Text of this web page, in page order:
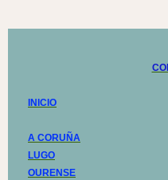
INICIO
A CORUÑA
LUGO
OURENSE